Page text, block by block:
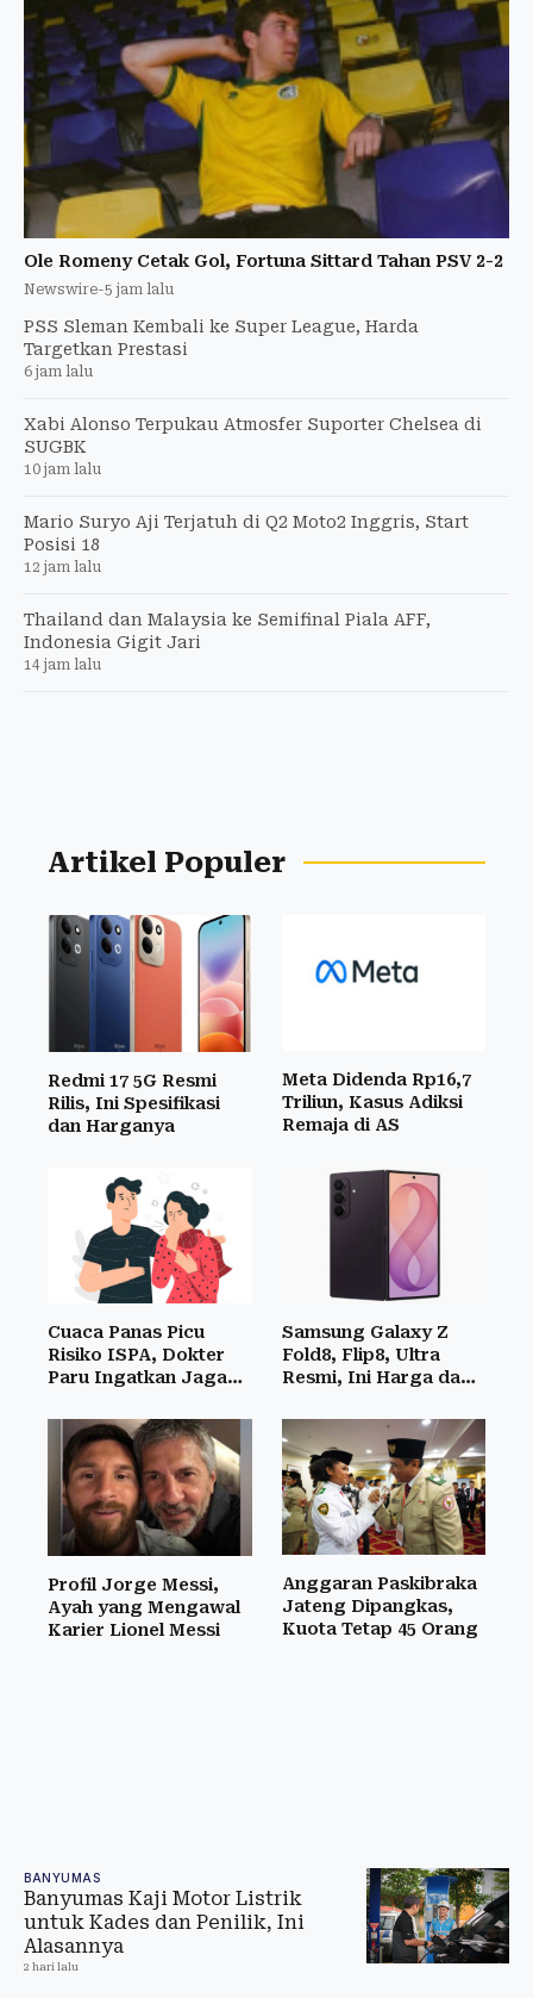
Ole Romeny Cetak Gol, Fortuna Sittard Tahan PSV 2-2
Newswire-5 jam lalu
PSS Sleman Kembali ke Super League, Harda
Targetkan Prestasi
6 jam lalu
Xabi Alonso Terpukau Atmosfer Suporter Chelsea di
SUGBK
10 jam lalu
Mario Suryo Aji Terjatuh di Q2 Moto2 Inggris, Start
Posisi 18
12 jam lalu
Thailand dan Malaysia ke Semifinal Piala AFF,
Indonesia Gigit Jari
14 jam lalu
Artikel Populer
Redmi 17 5G Resmi
Rilis, Ini Spesifikasi
dan Harganya
Meta Didenda Rp16,7
Triliun, Kasus Adiksi
Remaja di AS
Cuaca Panas Picu
Risiko ISPA, Dokter
Paru Ingatkan Jaga
Samsung Galaxy Z
Fold8, Flip8, Ultra
Resmi, Ini Harga dan
Profil Jorge Messi,
Ayah yang Mengawal
Karier Lionel Messi
Anggaran Paskibraka
Jateng Dipangkas,
Kuota Tetap 45 Orang
BANYUMAS
Banyumas Kaji Motor Listrik
untuk Kades dan Penilik, Ini
Alasannya
2 hari lalu